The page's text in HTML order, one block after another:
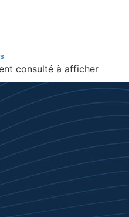
consulté à afficher